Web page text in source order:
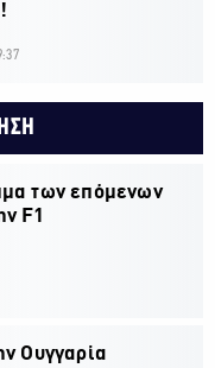
των επόμενων
F1
Ουγγαρία